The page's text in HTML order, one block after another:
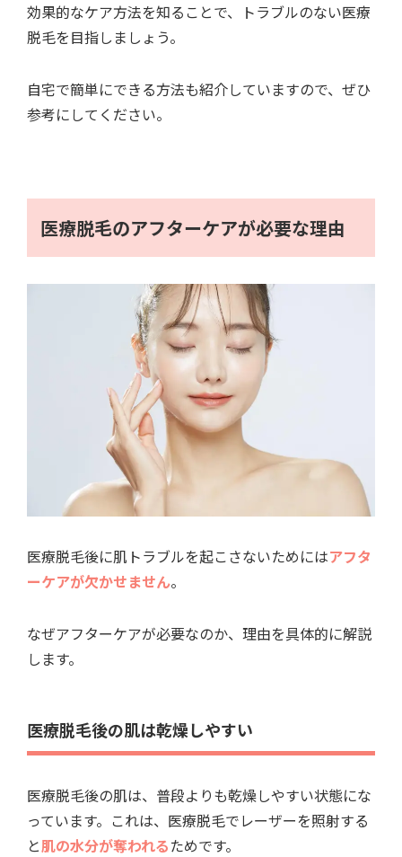
効果的なケア方法を知ることで、トラブルのない医療
脱毛を目指しましょう。
自宅で簡単にできる方法も紹介していますので、ぜひ
参考にしてください。
医療脱毛のアフターケアが必要な理由
医療脱毛後に肌トラブルを起こさないためにはアフタ
ーケアが欠かせません。
なぜアフターケアが必要なのか、理由を具体的に解説
します。
医療脱毛後の肌は乾燥しやすい
医療脱毛後の肌は、普段よりも乾燥しやすい状態にな
っています。これは、医療脱毛でレーザーを照射する
と肌の水分が奪われるためです。